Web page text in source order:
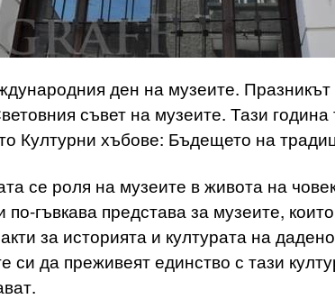
ден на музеите.
съвет на музеите. Тази
Културни хъбове: Бъдещето на
се роля на музеите в живота на
гъвкава представа за музеите,
за историята и културата на
си да преживеят единство с тази